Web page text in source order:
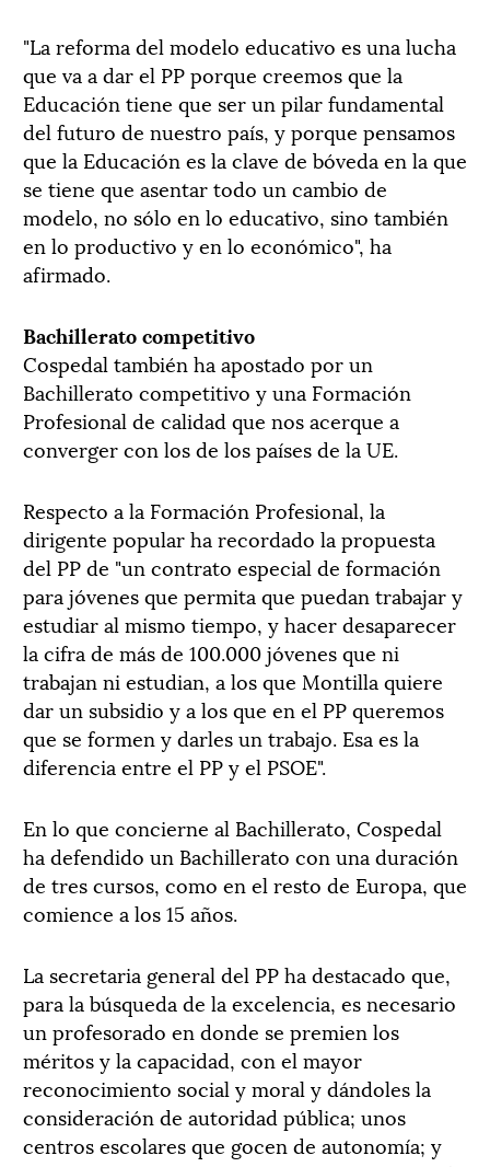
"La reforma del modelo educativo es una lucha
que va a dar el PP porque creemos que la
Educación tiene que ser un pilar fundamental
del futuro de nuestro país, y porque pensamos
que la Educación es la clave de bóveda en la que
se tiene que asentar todo un cambio de
modelo, no sólo en lo educativo, sino también
en lo productivo y en lo económico", ha
afirmado.
Bachillerato competitivo
Cospedal también ha apostado por un
Bachillerato competitivo y una Formación
Profesional de calidad que nos acerque a
converger con los de los países de la UE.
Respecto a la Formación Profesional, la
dirigente popular ha recordado la propuesta
del PP de "un contrato especial de formación
para jóvenes que permita que puedan trabajar y
estudiar al mismo tiempo, y hacer desaparecer
la cifra de más de 100.000 jóvenes que ni
trabajan ni estudian, a los que Montilla quiere
dar un subsidio y a los que en el PP queremos
que se formen y darles un trabajo. Esa es la
diferencia entre el PP y el PSOE".
En lo que concierne al Bachillerato, Cospedal
ha defendido un Bachillerato con una duración
de tres cursos, como en el resto de Europa, que
comience a los 15 años.
La secretaria general del PP ha destacado que,
para la búsqueda de la excelencia, es necesario
un profesorado en donde se premien los
méritos y la capacidad, con el mayor
reconocimiento social y moral y dándoles la
consideración de autoridad pública; unos
centros escolares que gocen de autonomía; y